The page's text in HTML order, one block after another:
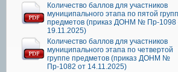
Количество баллов для участников
муниципального этапа по пятой
предметов (приказ ДОНМ № Пр-1098
19.11.2025)
Количество баллов для участников
муниципального этапа по четвертой
группе предметов (приказ ДОНМ №
Пр-1082 от 14.11.2025)